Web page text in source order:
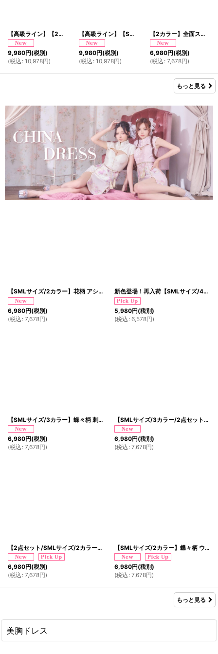
【高級ライン】【2点セット/2カラー】レーススリーブ 光沢花柄 帯 花魁 着物 ドレス コスプレ ハロウィン キャバドレス
9,980円(税別)
(税込 : 10,978円)
【高級ライン】【SML/3点セット】淡雪 ミント ボレロ ミニ 豪華 帯 花魁 着物 ドレス コスプレ ハロウィン キャバドレス
9,980円(税別)
(税込 : 10,978円)
【2カラー】全面スパンコール ロング 羽織 シアー 和装 豪華 花魁 着物 ドレス コスプレ イベント ハロウィン
6,980円(税別)
(税込 : 7,678円)
もっと見る
【SMLサイズ/2カラー】花柄 アシンメトリー チャイナドレス チャイナ服 ミニ ミディアム コスプレ イベント ハロウィン キャバドレス
6,980円(税別)
(税込 : 7,678円)
新色登場！再入荷【SMLサイズ/4カラー/2点セット】 アシンメトリー 龍柄 レース チャイナドレス チャイナ服 ミニ ミディアム コスプレ イベント ハロウィン キャバドレス
5,980円(税別)
(税込 : 6,578円)
【SMLサイズ/3カラー】蝶々柄 刺繍 ウエスト編み上げ レースアップ デコルテカット 美胸 谷間魅せ 美脚 チャイナドレス チャイナ服 ミニ コスプレ イベント ハロウィン キャバドレス
6,980円(税別)
(税込 : 7,678円)
【SMLサイズ/3カラー/2点セット】 アシンメトリー 花柄 レース バックスタイルカットデザイン チャイナドレス チャイナ服 ミニ ミディアム コスプレ イベント ハロウィン キャバドレス
6,980円(税別)
(税込 : 7,678円)
【2点セット/SMLサイズ/2カラー】編み上げ レースアップ 花柄 デコルテカット リボン レース スリット パフスリーブ 美胸 谷間魅せ 美脚 チャイナドレス チャイナ服 ミニ コスプレ イベント ハロウィン キャバドレス
6,980円(税別)
(税込 : 7,678円)
【SMLサイズ/2カラー】蝶々柄 ウエスト編み上げ レースアップ デコルテカット リボン レース スリット パフスリーブ 美胸 谷間魅せ 美脚 チャイナドレス チャイナ服 ミニ コスプレ イベント ハロウィン キャバドレス
6,980円(税別)
(税込 : 7,678円)
もっと見る
美胸ドレス